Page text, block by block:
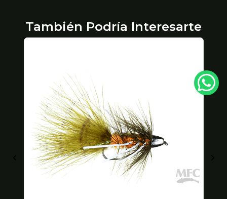
También Podría Interesarte